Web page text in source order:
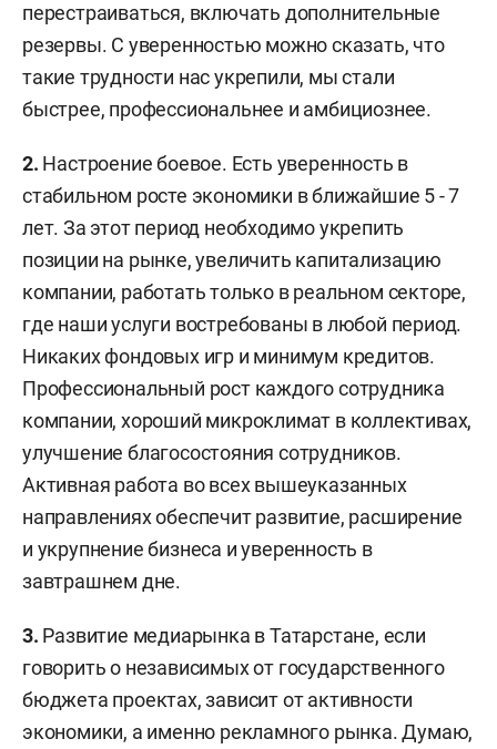
перестраиваться, включать дополнительные
резервы. С уверенностью можно сказать, что
такие трудности нас укрепили, мы стали
быстрее, профессиональнее и амбициознее.
2. Настроение боевое. Есть уверенность в
стабильном росте экономики в ближайшие 5 - 7
лет. За этот период необходимо укрепить
позиции на рынке, увеличить капитализацию
компании, работать только в реальном секторе,
где наши услуги востребованы в любой период.
Никаких фондовых игр и минимум кредитов.
Профессиональный рост каждого сотрудника
компании, хороший микроклимат в коллективах,
улучшение благосостояния сотрудников.
Активная работа во всех вышеуказанных
направлениях обеспечит развитие, расширение
и укрупнение бизнеса и уверенность в
завтрашнем дне.
3. Развитие медиарынка в Татарстане, если
говорить о независимых от государственного
бюджета проектах, зависит от активности
экономики, а именно рекламного рынка. Думаю,